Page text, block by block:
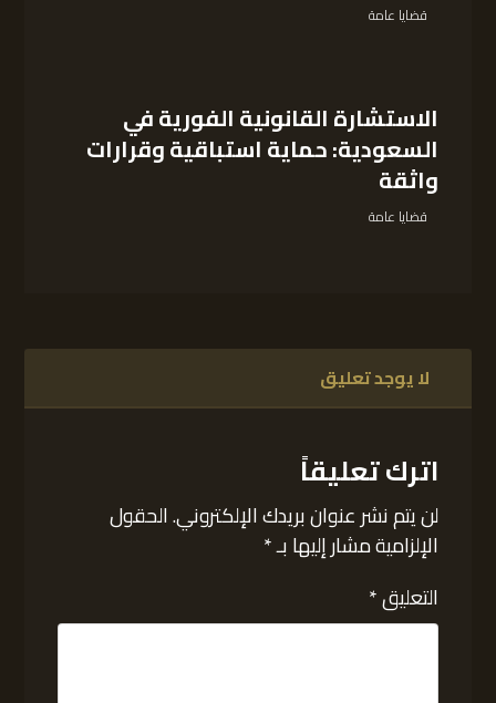
قضايا عامة
الاستشارة القانونية الفورية في
السعودية: حماية استباقية وقرارات
واثقة
قضايا عامة
لا يوجد تعليق
اترك تعليقاً
لن يتم نشر عنوان بريدك الإلكتروني.الحقول
الإلزامية مشار إليها بـ*
التعليق*